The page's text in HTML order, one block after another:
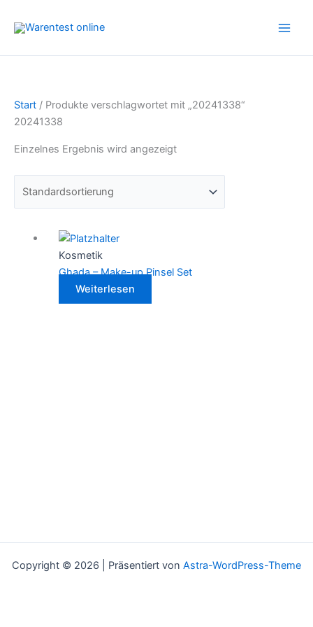
Inhalt
Start / Produkte verschlagwortet mit „20241338“
20241338
Einzelnes Ergebnis wird angezeigt
Kosmetik
Ghada – Make-up Pinsel Set
Weiterlesen
Copyright © 2026 | Präsentiert von Astra-WordPress-Theme